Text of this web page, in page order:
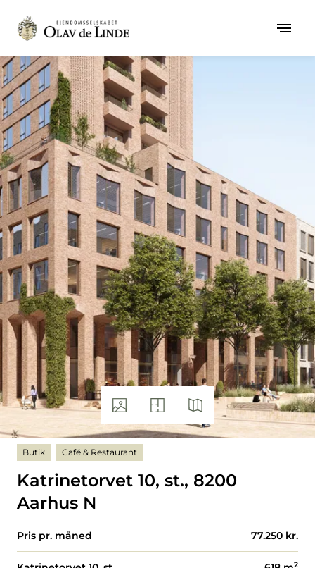
Butik Café & Restaurant
Katrinetorvet 10, st., 8200
Aarhus N
Pris pr. måned 77.250 kr.
2